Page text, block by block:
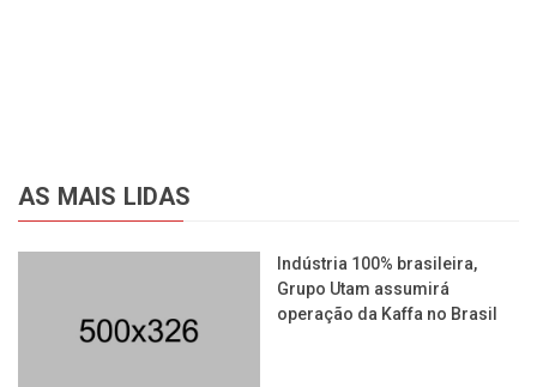
AS MAIS LIDAS
Indústria 100% brasileira,
Grupo Utam assumirá
operação da Kaffa no Brasil